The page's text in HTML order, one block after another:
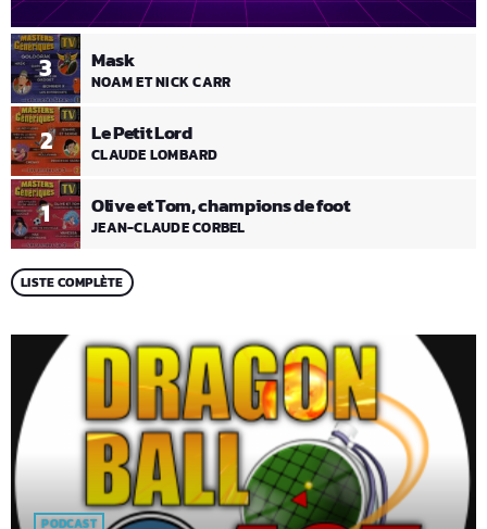
1 Olive et Tom, champions de foot
JEAN-CLAUDE CORBEL
2 Le Petit Lord
CLAUDE LOMBARD
3 Mask
NOAM ET NICK CARR
LISTE COMPLÈTE
PODCAST